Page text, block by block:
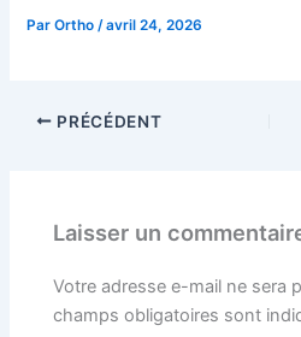
ParOrtho/avril 24, 2026
PRÉCÉDENT
Laisser un
Votre adresse e-mail ne sera
champs obligatoires sont